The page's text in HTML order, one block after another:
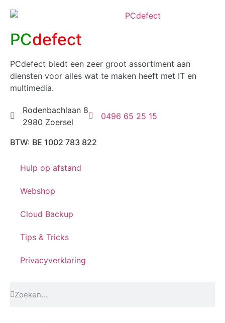
PCdefect
PCdefect biedt een zeer groot assortiment aan
diensten voor alles wat te maken heeft met IT en
multimedia.
Rodenbachlaan 8
2980 Zoersel
0496 65 25 15
BTW: BE 1002 783 822
Hulp op afstand
Webshop
Cloud Backup
Tips & Tricks
Privacyverklaring